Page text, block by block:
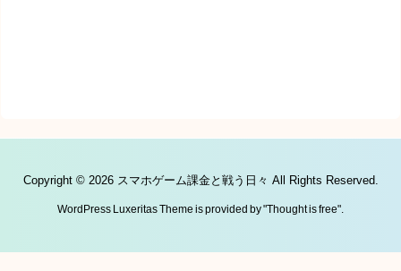
Copyright © 2026 スマホゲーム課金と戦う日々 All Rights Reserved.
WordPress Luxeritas Theme is provided by "Thought is free".